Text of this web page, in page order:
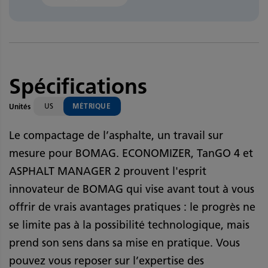
Spécifications
Unités US MÉTRIQUE
Le compactage de l’asphalte, un travail sur
mesure pour BOMAG. ECONOMIZER, TanGO 4 et
ASPHALT MANAGER 2 prouvent l'esprit
innovateur de BOMAG qui vise avant tout à vous
offrir de vrais avantages pratiques : le progrès ne
se limite pas à la possibilité technologique, mais
prend son sens dans sa mise en pratique. Vous
pouvez vous reposer sur l’expertise des